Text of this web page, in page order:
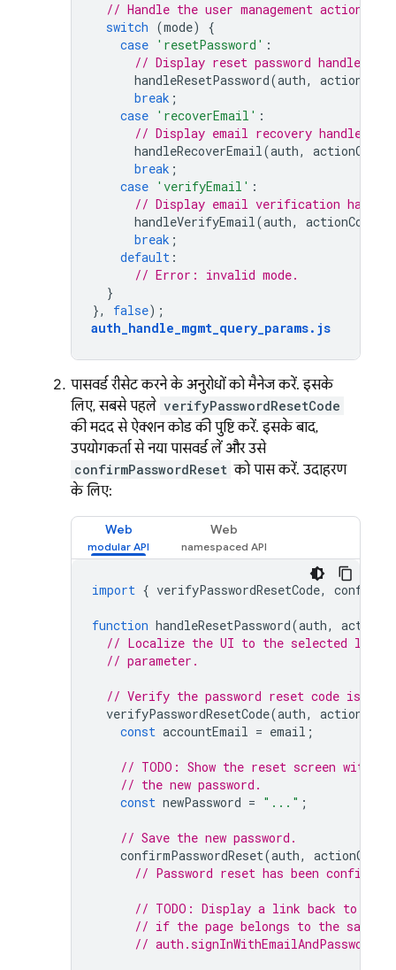
// Handle the user management action.
switch (mode)
{
case 'resetPassword' :
// Display reset password handler
handleResetPassword(auth, actionCode
break ;
case 'recoverEmail' :
// Display email recovery handler
handleRecoverEmail(auth, actionCode
break ;
case 'verifyEmail' :
// Display email verification
handleVerifyEmail(auth, actionCode
break ;
default :
// Error: invalid mode.
}
},
false);
auth_handle_mgmt_query_params. js
पासवर्ड रीसेट करने के अनुरोधों को मैनेज करें. इसके
लिए, सबसे पहले verifyPasswordResetCode
की मदद से ऐक्शन कोड की पुष्टि करें. इसके बाद,
उपयोगकर्ता से नया पासवर्ड लें और उसे
confirmPasswordReset को पास करें. उदाहरण
के लिए:
Web Web
import { verifyPasswordResetCode,
function handleResetPassword(auth,
// Localize the UI to the selected
// parameter.
// Verify the password reset code is
verifyPasswordResetCode(auth, actionCode
const accountEmail = email ;
// TODO: Show the reset screen with
// the new password.
const newPassword = "..." ;
// Save the new password.
confirmPasswordReset(auth, actionCode
// Password reset has been confirmed
// TODO: Display a link back to
// if the page belongs to the same
//